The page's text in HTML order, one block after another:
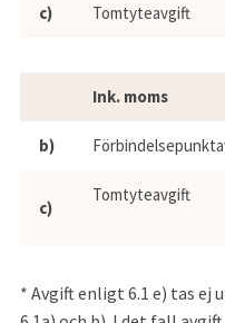
c) Tomtyteavgift
Avgift VAInk. moms
b)
c)
Tomtyteavgift
* Avgift enligt 6.1 e) tas